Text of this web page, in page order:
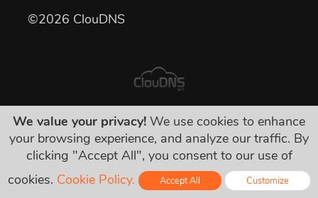
©2026 ClouDNS
Semua harga sudah final dan termasuk
semua pajak yang diwajibkan. Tak ada biaya
siluman!
We value your privacy! We use cookies to enhance
your browsing experience, and analyze our traffic. By
clicking "Accept All", you consent to our use of
cookies. Cookie Policy. Accept All Customize